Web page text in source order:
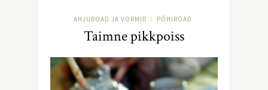
AHJUROAD JA VORMID / PÕHIROAD
Taimne pikkpoiss